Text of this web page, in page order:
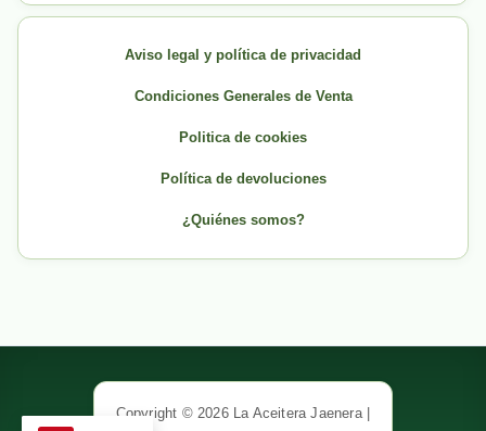
Aviso legal y política de privacidad
Condiciones Generales de Venta
Politica de cookies
Política de devoluciones
¿Quiénes somos?
Copyright © 2026 La Aceitera Jaenera |